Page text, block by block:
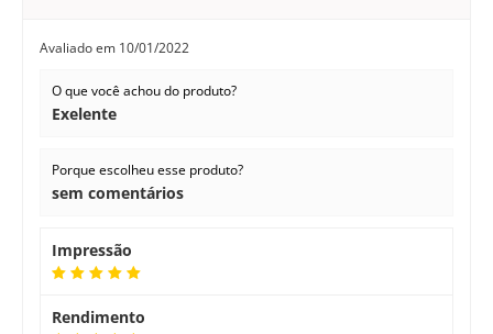
Avaliado em 10/01/2022
O que você achou do produto?
Exelente
Porque escolheu esse produto?
sem comentários
Impressão
Rendimento